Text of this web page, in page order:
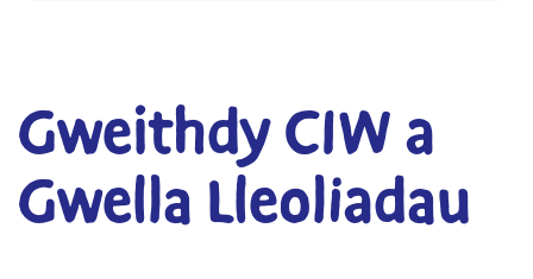
Gweithdy CIW a
Gwella Lleoliadau